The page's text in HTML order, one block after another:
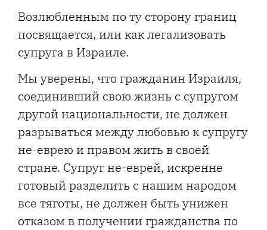
Возлюбленным по ту сторону границ
посвящается, или как легализовать
супруга в Израиле.
Мы уверены, что гражданин Израиля,
соединивший свою жизнь с супругом
другой национальности, не должен
разрываться между любовью к супругу
не-еврею и правом жить в своей
стране. Супруг не-еврей, искренне
готовый разделить с нашим народом
все тяготы, не должен быть унижен
отказом в получении гражданства по